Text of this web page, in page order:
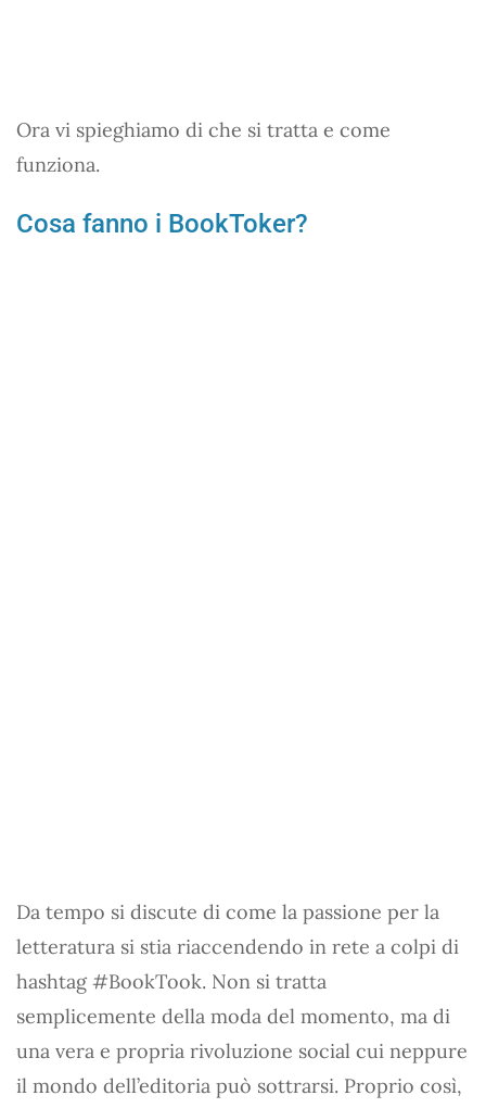
Ora vi spieghiamo di che si tratta e come
funziona.
Cosa fanno i BookToker?
Da tempo si discute di come la passione per la
letteratura si stia riaccendendo in rete a colpi di
hashtag #BookTook. Non si tratta
semplicemente della moda del momento, ma di
una vera e propria rivoluzione social cui neppure
il mondo dell’editoria può sottrarsi. Proprio così,